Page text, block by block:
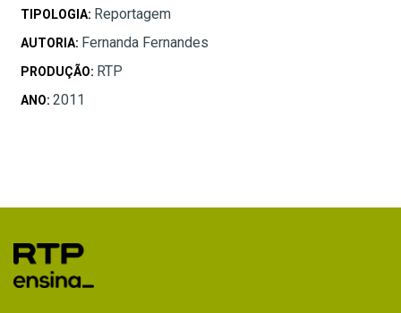
TIPOLOGIA: Reportagem
AUTORIA: Fernanda Fernandes
PRODUÇÃO: RTP
ANO: 2011